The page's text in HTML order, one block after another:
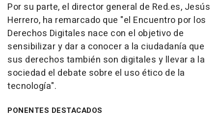
Por su parte, el director general de Red.es, Jesús
Herrero, ha remarcado que "el Encuentro por los
Derechos Digitales nace con el objetivo de
sensibilizar y dar a conocer a la ciudadanía que
sus derechos también son digitales y llevar a la
sociedad el debate sobre el uso ético de la
tecnología".
PONENTES DESTACADOS